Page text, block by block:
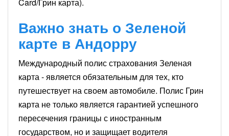
Важно знать о Зеленой
карте в Андорру
Международный полис страхования Зеленая
карта - является обязательным для тех, кто
путешествует на своем автомобиле. Полис Грин
карта не только является гарантией успешного
пересечения границы с иностранным
государством, но и защищает водителя